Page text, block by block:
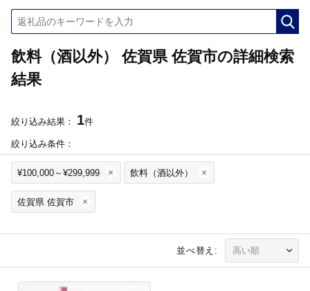
飲料（酒以外） 佐賀県 佐賀市の詳細検索
結果
絞り込み結果： 1件
絞り込み条件：
¥100,000～¥299,999 飲料（酒以外）
佐賀県 佐賀市
並べ替え: